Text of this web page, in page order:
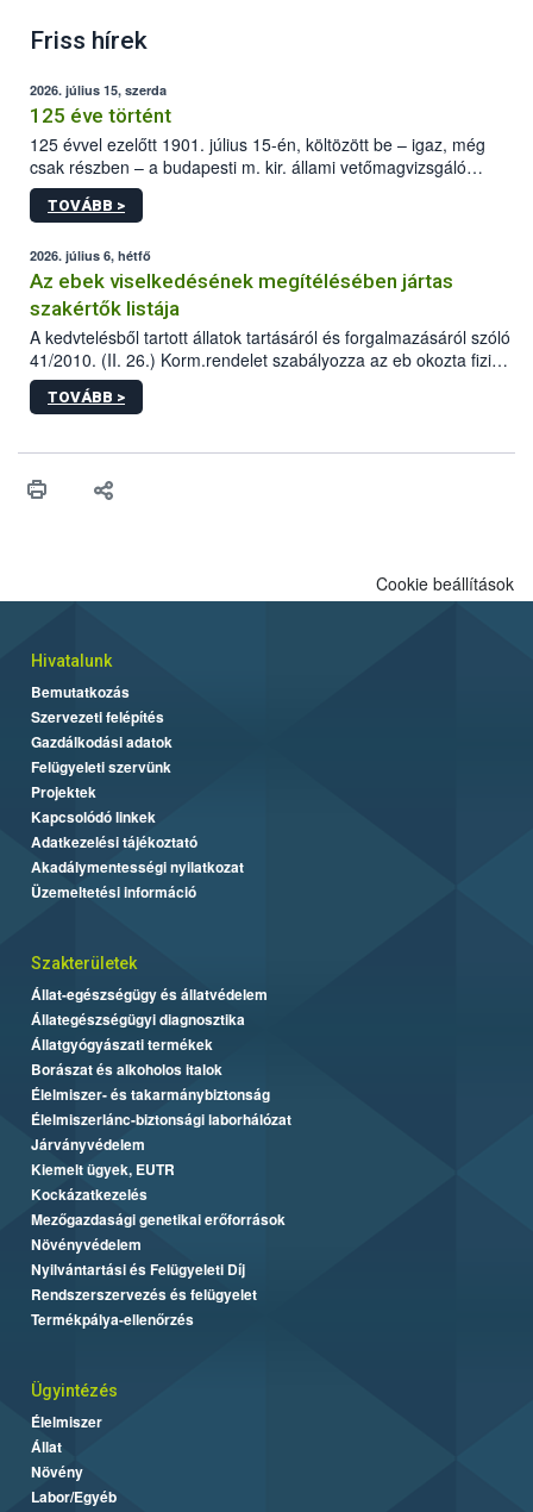
Friss hírek
2026. július 15, szerda
125 éve történt
125 évvel ezelőtt 1901. július 15-én, költözött be – igaz, még
csak részben – a budapesti m. kir. állami vetőmagvizsgáló
állomás a Kis Rókus utca 15. szám alatti, Czigler Győző által
tervezett új épületébe.
TOVÁBB >
2026. július 6, hétfő
Az ebek viselkedésének megítélésében jártas
szakértők listája
A kedvtelésből tartott állatok tartásáról és forgalmazásáról szóló
41/2010. (II. 26.) Korm.rendelet szabályozza az eb okozta fizikai
sérülés, illetve ennek veszélye keletkezésekor felmerülő
hatósági feladatokat, valamint a veszélyes eb tartását és annak
vonni az ebek viselkedésének megítélésében jártas szakértőt.
TOVÁBB >
Cookie beállítások
Hivatalunk
Bemutatkozás
Szervezeti felépítés
Gazdálkodási adatok
Felügyeleti szervünk
Projektek
Kapcsolódó linkek
Adatkezelési tájékoztató
Akadálymentességi nyilatkozat
Üzemeltetési információ
Szakterületek
Állat-egészségügy és állatvédelem
Állategészségügyi diagnosztika
Állatgyógyászati termékek
Borászat és alkoholos italok
Élelmiszer- és takarmánybiztonság
Élelmiszerlánc-biztonsági laborhálózat
Járványvédelem
Kiemelt ügyek, EUTR
Kockázatkezelés
Mezőgazdasági genetikai erőforrások
Növényvédelem
Nyilvántartási és Felügyeleti Díj
Rendszerszervezés és felügyelet
Termékpálya-ellenőrzés
Ügyintézés
Élelmiszer
Állat
Növény
Labor/Egyéb